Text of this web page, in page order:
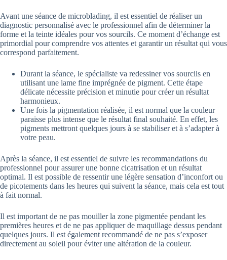
Avant une séance de microblading, il est essentiel de réaliser un
diagnostic personnalisé avec le professionnel afin de déterminer la
forme et la teinte idéales pour vos sourcils. Ce moment d’échange est
primordial pour comprendre vos attentes et garantir un résultat qui vous
correspond parfaitement.
Durant la séance, le spécialiste va redessiner vos sourcils en
utilisant une lame fine imprégnée de pigment. Cette étape
délicate nécessite précision et minutie pour créer un résultat
harmonieux.
Une fois la pigmentation réalisée, il est normal que la couleur
paraisse plus intense que le résultat final souhaité. En effet, les
pigments mettront quelques jours à se stabiliser et à s’adapter à
votre peau.
Après la séance, il est essentiel de suivre les recommandations du
professionnel pour assurer une bonne cicatrisation et un résultat
optimal. Il est possible de ressentir une légère sensation d’inconfort ou
de picotements dans les heures qui suivent la séance, mais cela est tout
à fait normal.
Il est important de ne pas mouiller la zone pigmentée pendant les
premières heures et de ne pas appliquer de maquillage dessus pendant
quelques jours. Il est également recommandé de ne pas s’exposer
directement au soleil pour éviter une altération de la couleur.